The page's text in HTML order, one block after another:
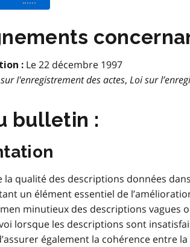
: Le 22 décembre 1997
I'enregistrement des actes, Loi sur
bulletin :
la qualité des descriptions données
un élément essentiel de
minutieux des descriptions vagues
lorsque les descriptions sont
également la cohérence entre la